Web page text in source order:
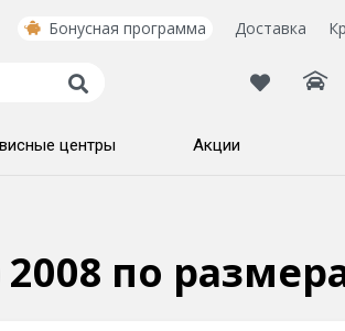
Бонусная программа Доставка
центры Акции
2008 по